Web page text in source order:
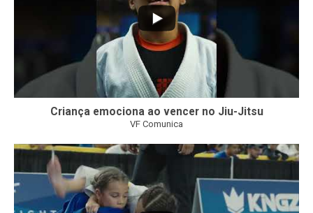
Criança emociona ao vencer no Jiu-Jitsu
VF Comunica
...